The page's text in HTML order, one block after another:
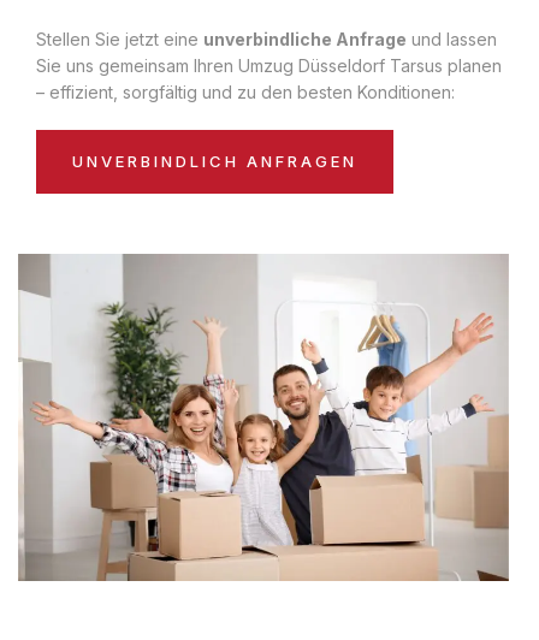
Stellen Sie jetzt eine unverbindliche Anfrage und lassen
Sie uns gemeinsam Ihren Umzug Düsseldorf Tarsus planen
– effizient, sorgfältig und zu den besten Konditionen:
UNVERBINDLICH ANFRAGEN